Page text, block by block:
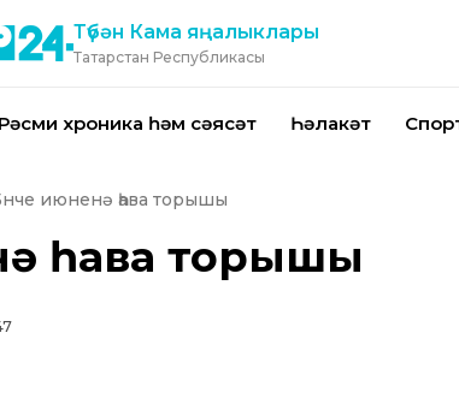
Түбән Кама яңалыклары
Татарстан Республикасы
Рәсми хроника һәм сәясәт Һәлакәт
июненә һава торышы
һава торышы